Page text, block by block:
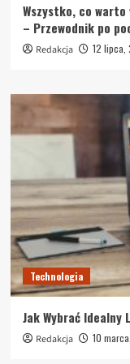
Wszystko, co
– Przewodnik po
Redakcja 12 lipca,
Technologia
Jak Wybrać
Redakcja 10